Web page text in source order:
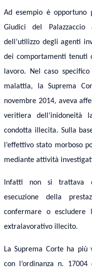
Ad esempio è
Giudici del
dell’utilizzo degli agenti
dei comportamenti
lavoro. Nel caso
malattia, la Suprema
novembre 2014, aveva
veritiera dell’inidoneità
condotta illecita. Sulla
l’effettivo stato morboso
mediante attività
Infatti non si trattava
esecuzione della
confermare o escludere
extralavorativo illecito.
La Suprema Corte ha più
con l’ordinanza n.